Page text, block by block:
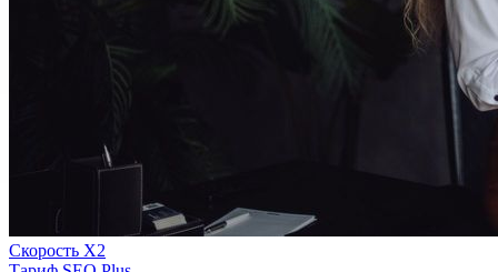
Скорость Х2